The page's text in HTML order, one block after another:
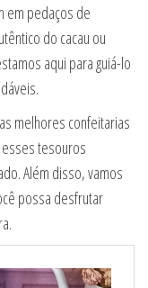
em pedaços de
do cacau ou
aqui para guiá-lo
melhores confeitarias
tesouros
Além disso, vamos
possa desfrutar